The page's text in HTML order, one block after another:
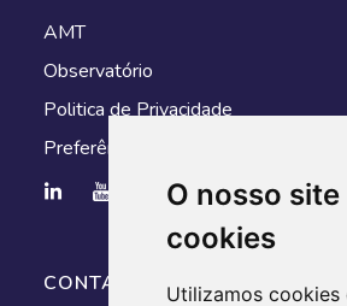
O nosso site
cookies
Utilizamos cookies
AMT
Observatório
Politica de Privacidade
Preferências de cookies
CONTACTOS